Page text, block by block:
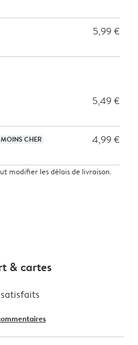
5,99 €
5,49 €
MOINS CHER 4,99 €
modifier les délais de livraison.
& cartes